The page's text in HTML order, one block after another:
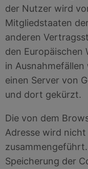
der Nutzer wird
Mitgliedstaaten
anderen
den
in Ausnahmefällen
einen Server von
und dort gekürzt.
Die von dem
Adresse wird
Speicherung der